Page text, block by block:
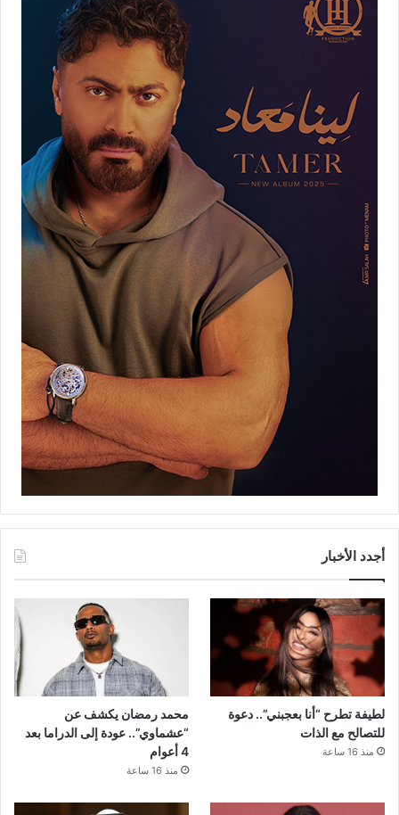
أجدد الأخبار
لطيفة تطرح “أنا بعجبني”.. دعوة
للتصالح مع الذات
منذ 16 ساعة
محمد رمضان يكشف عن
“عشماوي”.. عودة إلى الدراما بعد
4 أعوام
منذ 16 ساعة